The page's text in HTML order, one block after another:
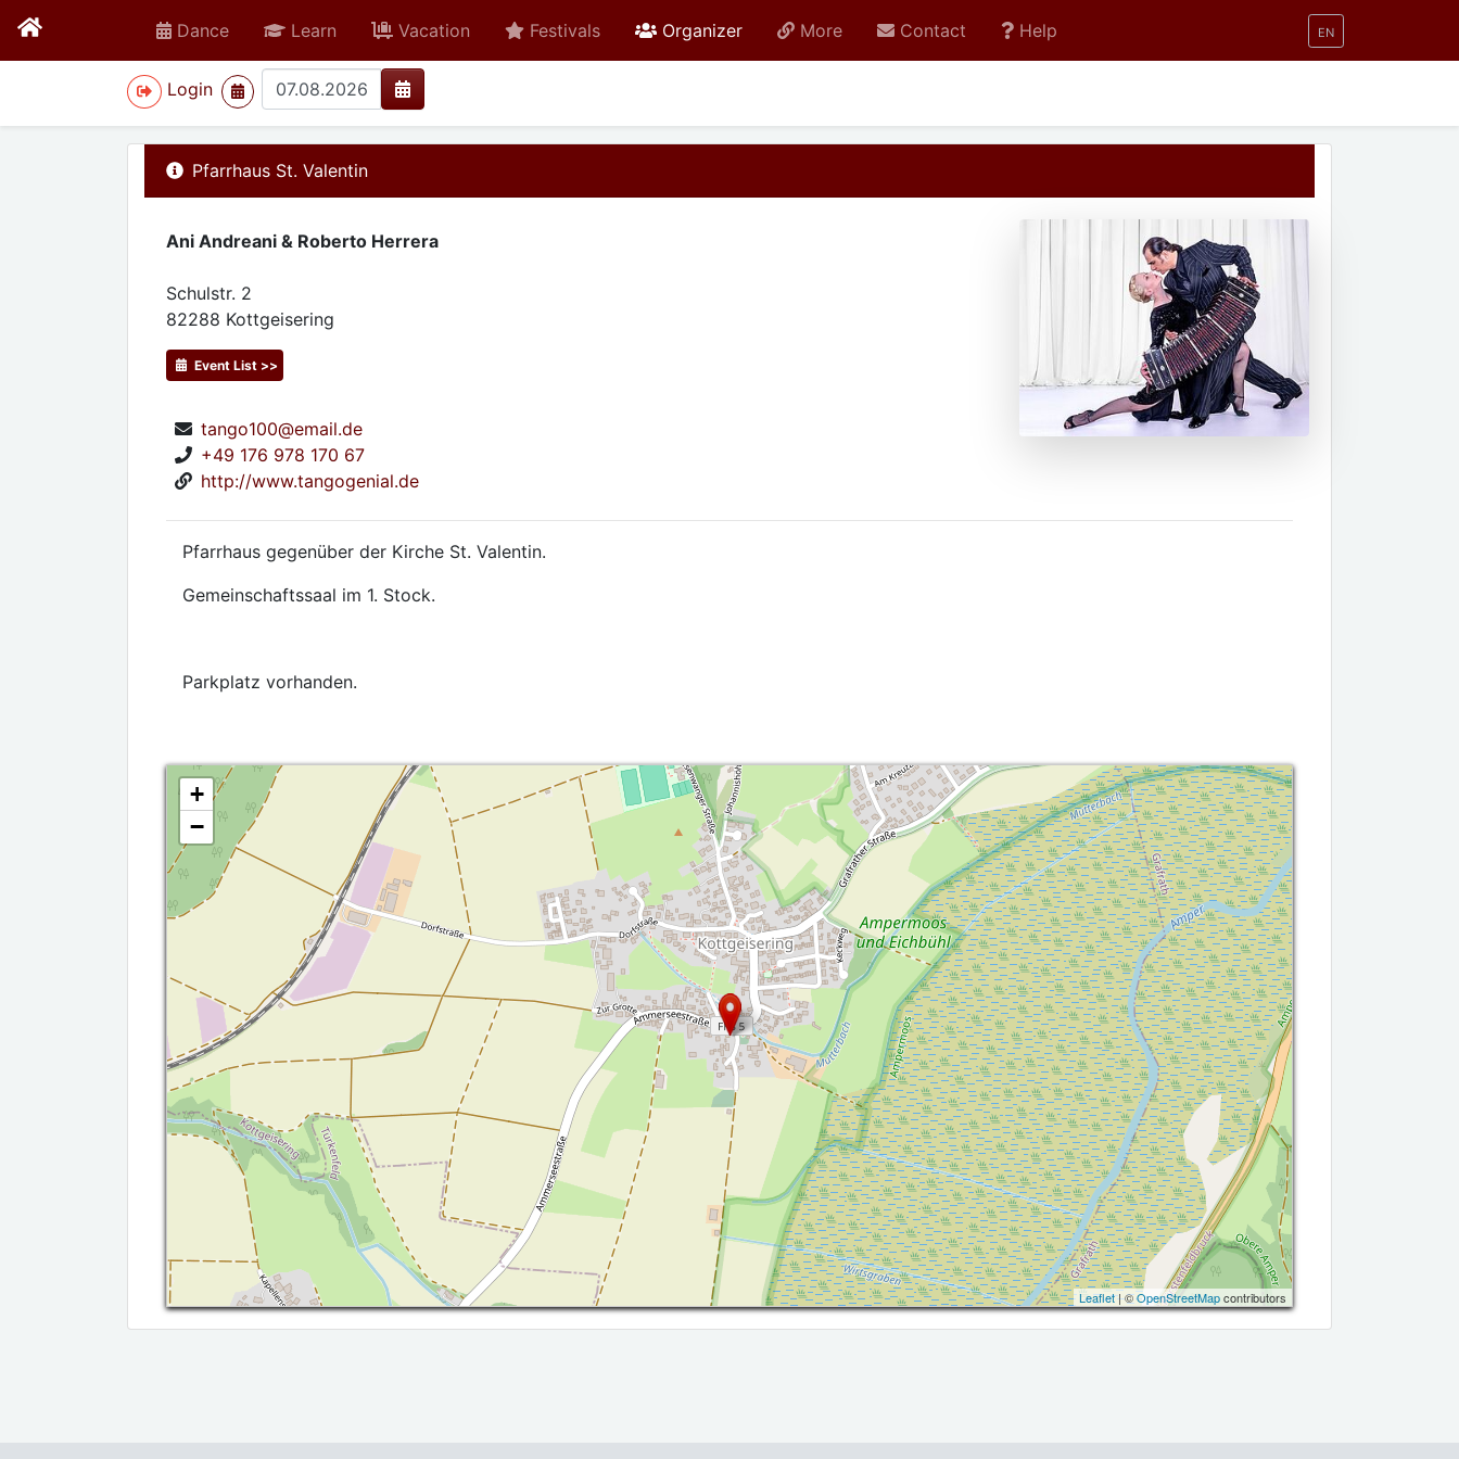
Dance Learn Vacation Festivals Organizeractive More Contact Help EN
Login
>
Pfarrhaus St. Valentin
Ani Andreani & Roberto Herrera
Schulstr. 2
82288 Kottgeisering
Event List >>
tango100@email.de
+49 176 978 170 67
http://www.tangogenial.de
Pfarrhaus gegenüber der Kirche St. Valentin.
Gemeinschaftssaal im 1. Stock.
Parkplatz vorhanden.
+
−
Leaflet| ©OpenStreetMapcontributors